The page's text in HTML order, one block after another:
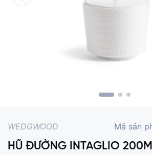
WEDGWOOD Mã sản
HŨ ĐƯỜNG INTAGLIO